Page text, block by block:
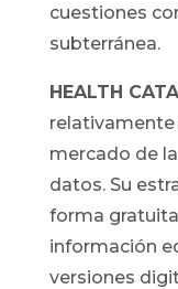
cuestiones
subterránea.
HEALTH
relativamente
mercado de
datos. Su
forma
información
versiones